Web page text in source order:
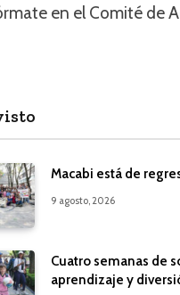
en el Comité de
Macabi está de
9 agosto, 2026
Cuatro semanas de
aprendizaje y